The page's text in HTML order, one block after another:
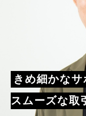
きめ細かな
スムーズな取